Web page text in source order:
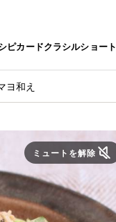
ピカードクラシルショート
ヨ和え
ミュートを解除